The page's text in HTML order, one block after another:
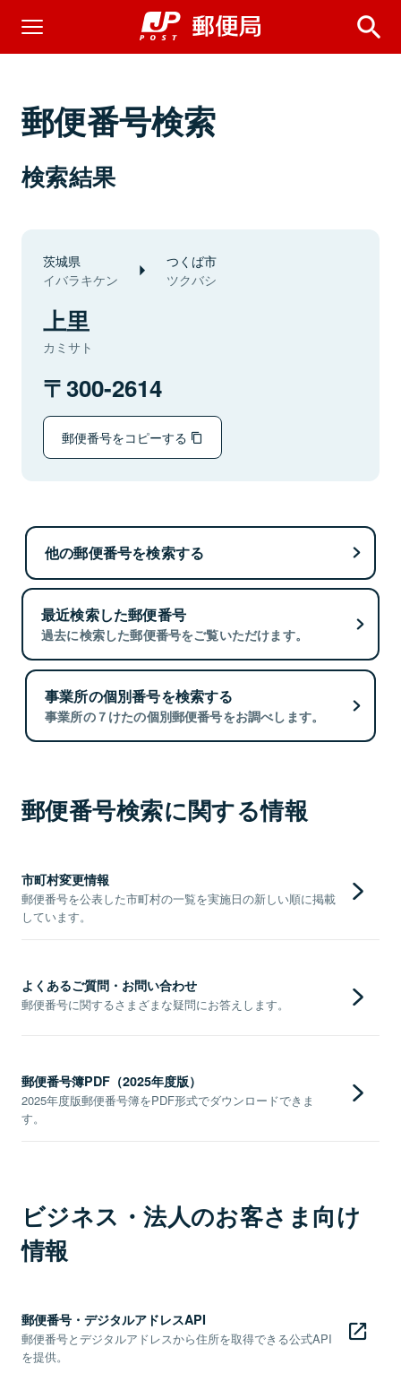
郵便番号検索
検索結果
茨城県
イバラキケン
つくば市
ツクバシ
上里
カミサト
300-2614
郵便番号をコピーする
他の郵便番号を検索する
最近検索した郵便番号
過去に検索した郵便番号をご覧いただけます。
事業所の個別番号を検索する
事業所の７けたの個別郵便番号をお調べします。
郵便番号検索に関する情報
市町村変更情報
郵便番号を公表した市町村の一覧を実施日の新しい順に掲載
しています。
よくあるご質問・お問い合わせ
郵便番号に関するさまざまな疑問にお答えします。
郵便番号簿PDF（2025年度版）
2025年度版郵便番号簿をPDF形式でダウンロードできま
す。
ビジネス・法人のお客さま向け
情報
郵便番号・デジタルアドレスAPI
郵便番号とデジタルアドレスから住所を取得できる公式API
を提供。